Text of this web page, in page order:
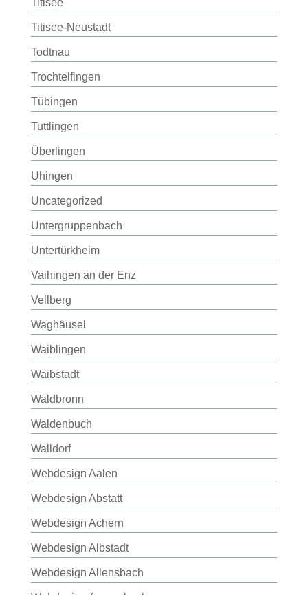
Titisee
Titisee-Neustadt
Todtnau
Trochtelfingen
Tübingen
Tuttlingen
Überlingen
Uhingen
Uncategorized
Untergruppenbach
Untertürkheim
Vaihingen an der Enz
Vellberg
Waghäusel
Waiblingen
Waibstadt
Waldbronn
Waldenbuch
Walldorf
Webdesign Aalen
Webdesign Abstatt
Webdesign Achern
Webdesign Albstadt
Webdesign Allensbach